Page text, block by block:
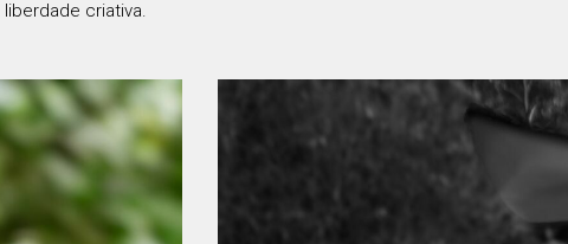
criativa.